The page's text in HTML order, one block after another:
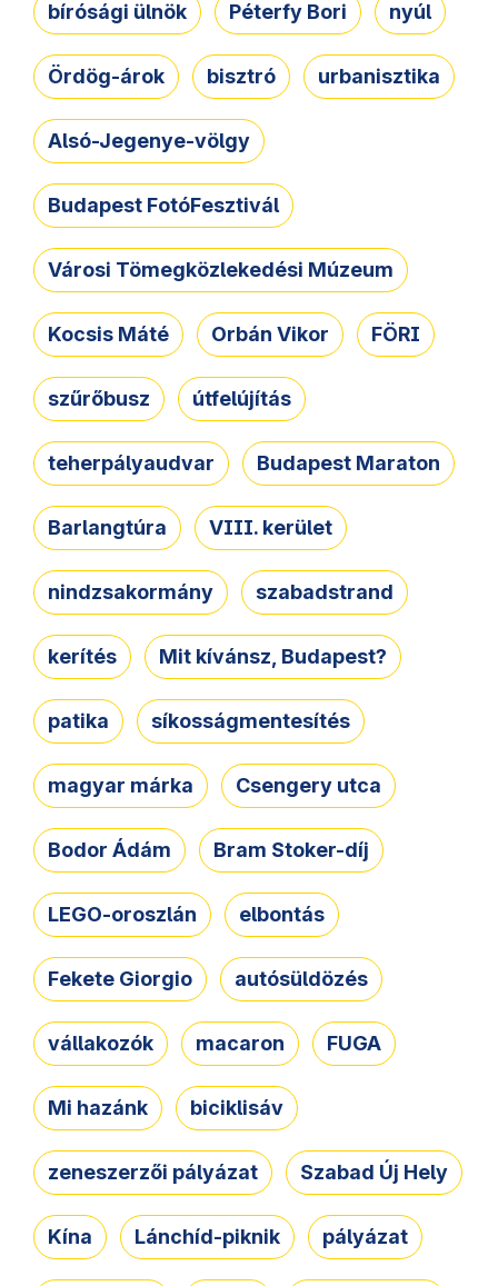
bírósági ülnök Péterfy Bori nyúl
Ördög-árok bisztró urbanisztika
Alsó-Jegenye-völgy
Budapest FotóFesztivál
Városi Tömegközlekedési Múzeum
Kocsis Máté Orbán Vikor FÖRI
szűrőbusz útfelújítás
teherpályaudvar Budapest Maraton
Barlangtúra VIII. kerület
nindzsakormány szabadstrand
kerítés Mit kívánsz, Budapest?
patika síkosságmentesítés
magyar márka Csengery utca
Bodor Ádám Bram Stoker-díj
LEGO-oroszlán elbontás
Fekete Giorgio autósüldözés
vállakozók macaron FUGA
Mi hazánk biciklisáv
zeneszerzői pályázat Szabad Új Hely
Kína Lánchíd-piknik pályázat